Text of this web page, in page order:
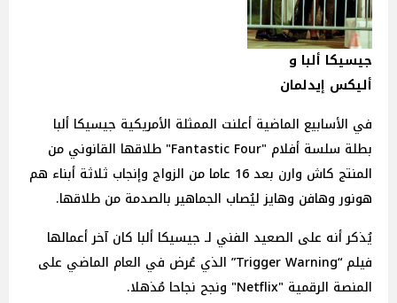
جيسيكا ألبا و
أليكس إيدلمان
في الأسابيع الماضية أعلنت الممثلة الأمريكية جيسيكا ألبا
بطلة سلسة أفلام "Fantastic Four" طلاقها القانوني من
المنتج كاش وارن بعد 16 عاما من الزواج وإنجاب ثلاثة أبناء هم
هونور وهافن وهايز ليُصاب الجماهير بالصدمة من طلاقها.
يُذكر أنه على الصعيد الفني لـ جيسيكا ألبا كان آخر أعمالها
فيلم “Trigger Warning” الذي عُرض في العام الماضي على
المنصة الرقمية "Netflix" ونجح نجاحا مُذهلا.